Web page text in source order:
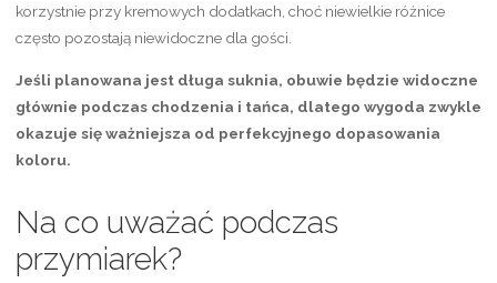
korzystnie przy kremowych dodatkach, choć niewielkie różnice
często pozostają niewidoczne dla gości.
Jeśli planowana jest długa suknia, obuwie będzie widoczne
głównie podczas chodzenia i tańca, dlatego wygoda zwykle
okazuje się ważniejsza od perfekcyjnego dopasowania
koloru.
Na co uważać podczas
przymiarek?